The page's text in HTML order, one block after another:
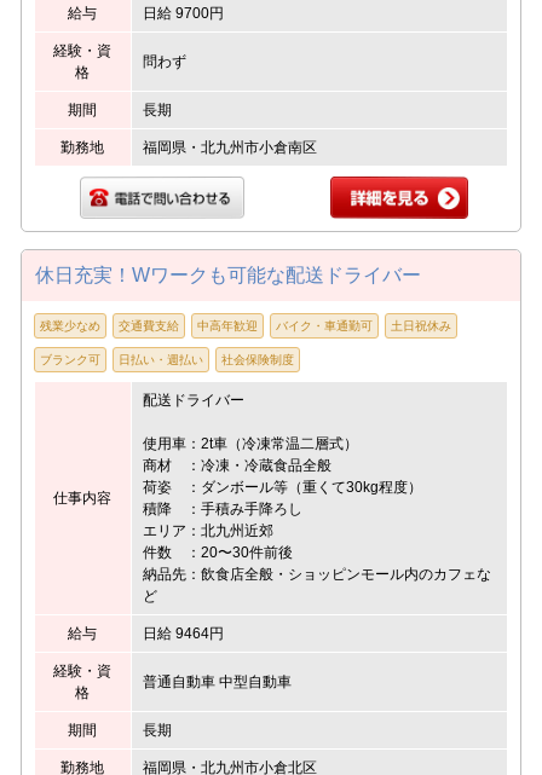
給与 日給 9700円
経験・資
格
問わず
期間 長期
勤務地 福岡県・北九州市小倉南区
休日充実！Wワークも可能な配送ドライバー
残業少なめ 交通費支給 中高年歓迎 バイク・車通勤可 土日祝休み
ブランク可 日払い・週払い 社会保険制度
仕事内容
配送ドライバー
使用車：2t車（冷凍常温二層式）
商材 ：冷凍・冷蔵食品全般
荷姿 ：ダンボール等（重くて30kg程度）
積降 ：手積み手降ろし
エリア：北九州近郊
件数 ：20〜30件前後
納品先：飲食店全般・ショッピンモール内のカフェな
ど
給与 日給 9464円
経験・資
格
普通自動車 中型自動車
期間 長期
勤務地 福岡県・北九州市小倉北区